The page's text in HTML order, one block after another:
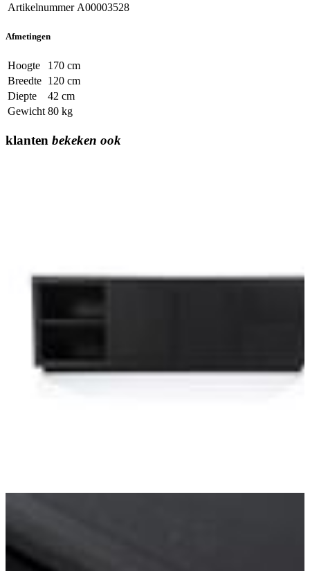
Artikelnummer A00003528
Afmetingen
Hoogte
170 cm
Breedte 120 cm
Diepte
42 cm
Gewicht 80 kg
klanten bekeken ook